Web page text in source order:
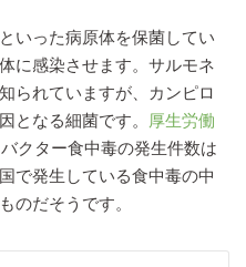
いった病原体を保菌してい
に感染させます。サルモネ
られていますが、カンピロ
となる細菌です。
厚生労働
クター食中毒の発生件数は
で発生している食中毒の中
のだそうです。